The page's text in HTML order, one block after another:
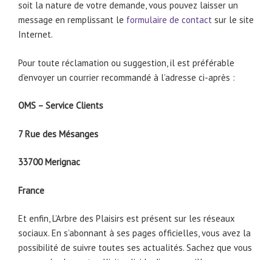
soit la nature de votre demande, vous pouvez laisser un
message en remplissant le formulaire de contact sur le site
Internet.
Pour toute réclamation ou suggestion, il est préférable
d’envoyer un courrier recommandé à l’adresse ci-après :
OMS – Service Clients
7 Rue des Mésanges
33700 Merignac
France
Et enfin, L’Arbre des Plaisirs est présent sur les réseaux
sociaux. En s’abonnant à ses pages officielles, vous avez la
possibilité de suivre toutes ses actualités. Sachez que vous